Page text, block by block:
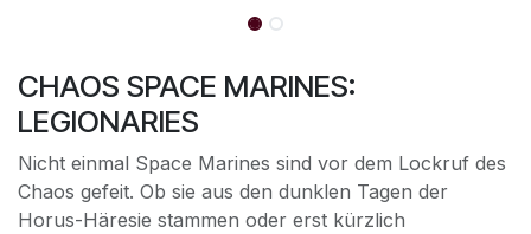
CHAOS SPACE MARINES:
LEGIONARIES
Nicht einmal Space Marines sind vor dem Lockruf des
Chaos gefeit. Ob sie aus den dunklen Tagen der
Horus-Häresie stammen oder erst kürzlich